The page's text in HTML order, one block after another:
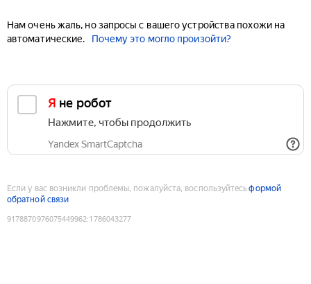
Нам очень жаль, но запросы с вашего устройства похожи на
автоматические.
Почему это могло произойти?
Я не робот
Нажмите, чтобы продолжить
Yandex SmartCaptcha
Если у вас возникли проблемы, пожалуйста, воспользуйтесьформой
обратной связи
9178870976075449962:1786043277